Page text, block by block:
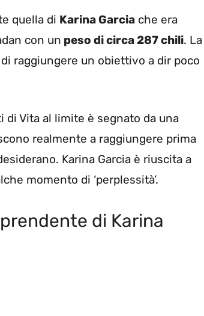
quella di Karina Garcia che era
con un peso di circa 287 chili. La
raggiungere un obiettivo a dir poco
di Vita al limite è segnato da una
realmente a raggiungere prima
Karina Garcia è riuscita a
momento di ‘perplessità’.
di Karina